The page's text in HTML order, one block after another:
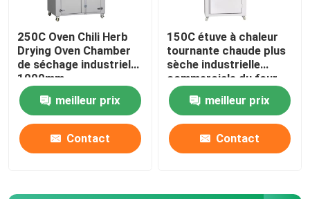
Incubateur anaérobie
Chambres d'essais environnementaux
Agitateur d'incubateur de plaquettes
Four à moufle
250C Oven Chili Herb
Drying Oven Chamber
de séchage industriel
1000mm
meilleur prix
Contact
150C étuve à chaleur
tournante chaude plus
sèche industrielle
commerciale du four
5kw
meilleur prix
Contact